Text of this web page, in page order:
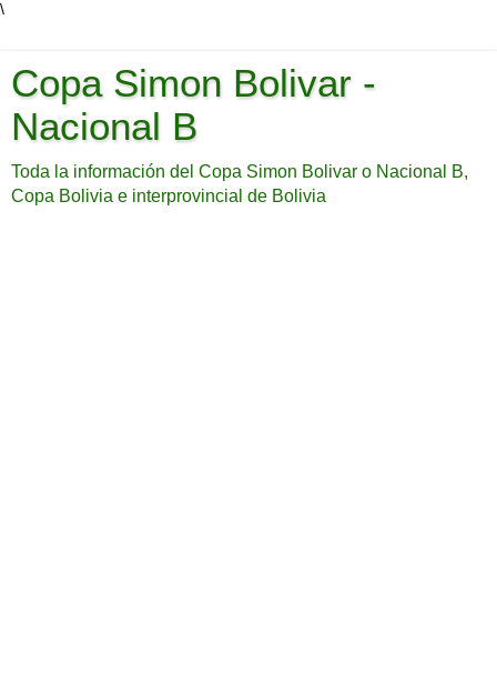
\
Copa Simon Bolivar -
Nacional B
Toda la información del Copa Simon Bolivar o Nacional B,
Copa Bolivia e interprovincial de Bolivia